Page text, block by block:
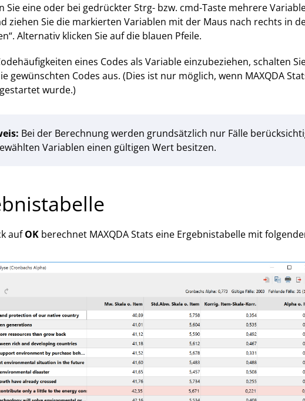
Sie eine oder bei gedrückter Strg- bzw. cmd-Taste mehrere
ziehen Sie die markierten Variablen mit der Maus nach rechts in
Alternativ klicken Sie auf die blauen Pfeile.
eines Codes als Variable einzubeziehen, schalten
gewünschten Codes aus. (Dies ist nur möglich, wenn MAXQDA
wurde.)
Bei der Berechnung werden grundsätzlich nur Fälle
Variablen einen gültigen Wert besitzen.
aufOK berechnet MAXQDA Stats eine Ergebnistabelle mit